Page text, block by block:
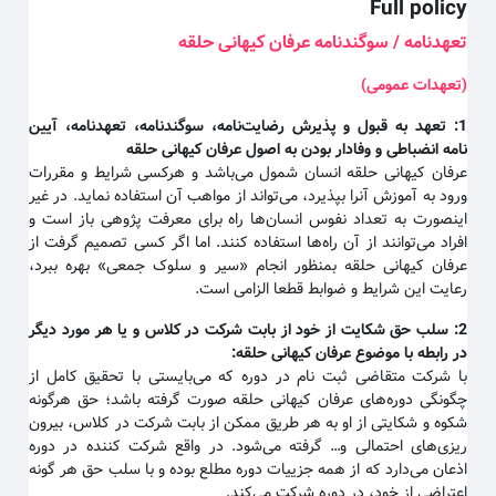
Full policy
تعهدنامه / سوگندنامه عرفان کیهانی حلقه
(تعهدات عمومی)
تعهد به قبول و پذیرش رضایت‌نامه، سوگندنامه، تعهدنامه، آیین
نامه انضباطی و وفادار بودن به اصول عرفان کیهانی حلقه
عرفان کیهانی حلقه انسان شمول می‌باشد و هرکسی شرایط و مقررات
ورود به آموزش آنرا بپذیرد، می‌تواند از مواهب آن استفاده نماید. در غیر
اینصورت به تعداد نفوس انسان‌ها راه برای معرفت پژوهی باز است و
افراد می‌توانند از آن راه‌ها استفاده کنند. اما اگر کسی تصمیم گرفت از
عرفان کیهانی حلقه بمنظور انجام «سیر و سلوک جمعی» بهره ببرد،
رعایت این شرایط و ضوابط قطعا الزامی است.
سلب حق شکایت از خود از بابت شرکت در کلاس و یا هر مورد دیگر
در رابطه با موضوع عرفان کیهانی حلقه:
با شرکت متقاضی ثبت نام در دوره که می‌بایستی با تحقیق کامل از
چگونگی دوره‌های عرفان کیهانی حلقه صورت گرفته باشد؛ حق هرگونه
شکوه و شکایتی از او به هر طریق ممکن از بابت شرکت در کلاس، بیرون
ریزی‌های احتمالی و… گرفته می‌شود. در واقع شرکت کننده در دوره
اذعان می‌دارد که از همه جزییات دوره مطلع بوده و با سلب حق هر گونه